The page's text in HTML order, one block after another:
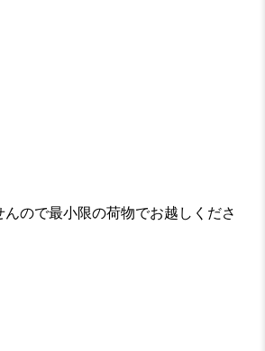
ので最小限の荷物でお越しくださ